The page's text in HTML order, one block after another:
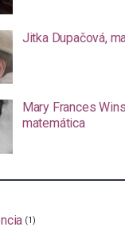
Jitka Dupačová,
Mary Frances
matemática
(1)